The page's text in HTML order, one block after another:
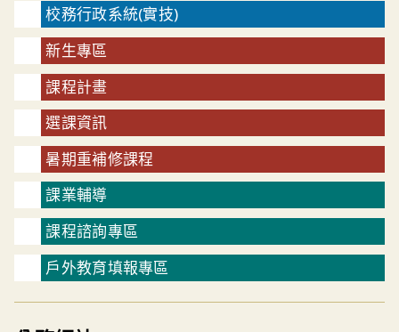
校務行政系統(實技)
新生專區
課程計畫
選課資訊
暑期重補修課程
課業輔導
課程諮詢專區
戶外教育填報專區